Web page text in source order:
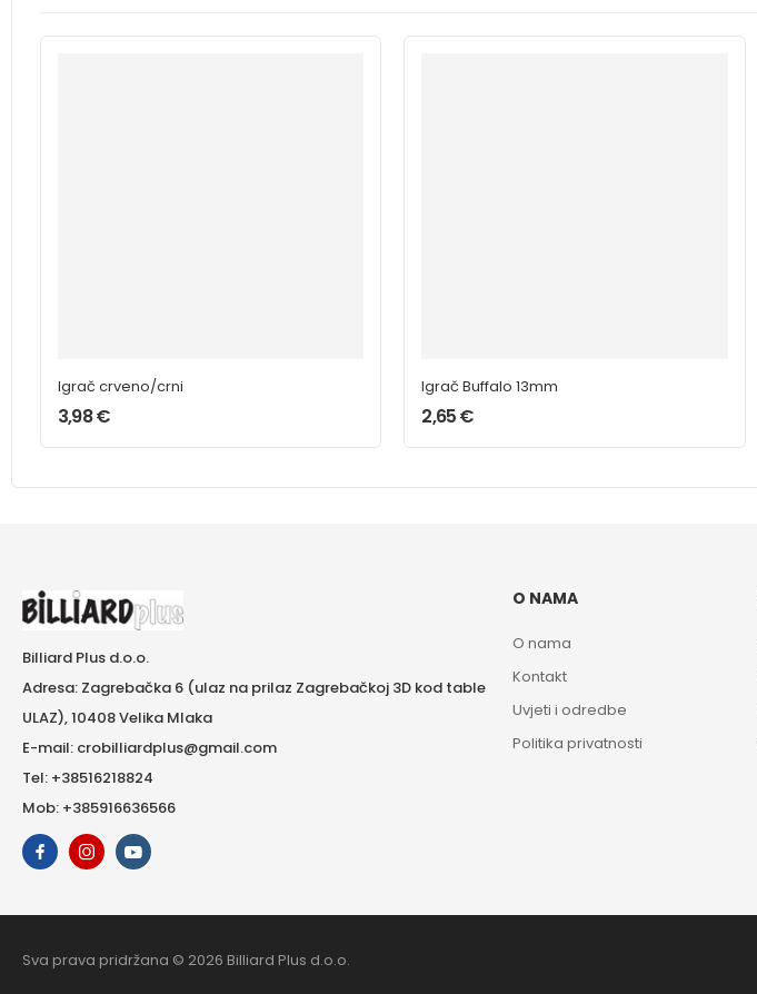
Igrač crveno/crni
3,98€
Igrač Buffalo 13mm
2,65€
Billiard Plus d.o.o.
Adresa: Zagrebačka 6 (ulaz na prilaz Zagrebačkoj 3D kod table
ULAZ), 10408 Velika Mlaka
E-mail: crobilliardplus@gmail.com
Tel: +38516218824
Mob: +385916636566
O NAMA
O nama
Kontakt
Uvjeti i odredbe
Politika privatnosti
Sva prava pridržana © 2026 Billiard Plus d.o.o.